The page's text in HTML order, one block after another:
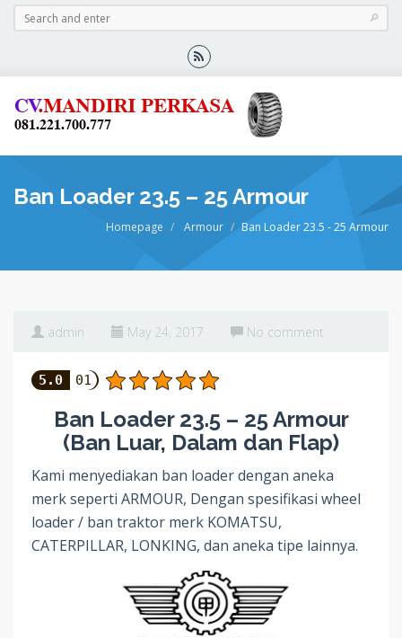
Ban Loader 23.5 – 25 Armour
Homepage Armour Ban Loader 23.5 - 25 Armour
admin May 24, 2017 No comment
5.0 01
Ban Loader 23.5 – 25 Armour
(Ban Luar, Dalam dan Flap)
Kami menyediakan ban loader dengan aneka
merk seperti ARMOUR, Dengan spesifikasi wheel
loader / ban traktor merk KOMATSU,
CATERPILLAR, LONKING, dan aneka tipe lainnya.